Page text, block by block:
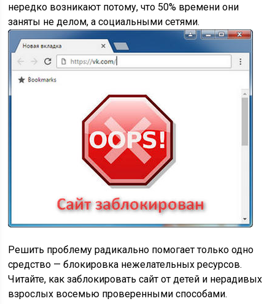
нередко возникают потому, что 50% времени они
заняты не делом, а социальными сетями.
Решить проблему радикально помогает только одно
средство — блокировка нежелательных ресурсов.
Читайте, как заблокировать сайт от детей и нерадивых
взрослых восемью проверенными способами.